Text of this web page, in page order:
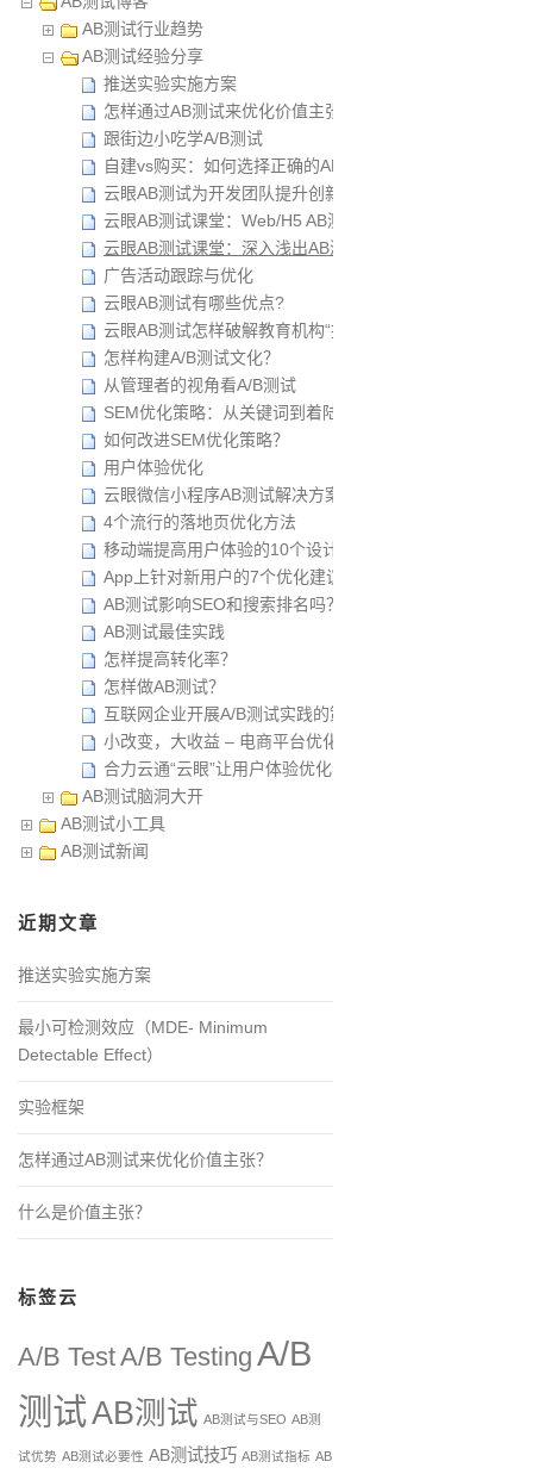
AB测试行业趋势
AB测试经验分享
推送实验实施方案
怎样通过AB测试来优化价值主张？
跟街边小吃学A/B测试
自建vs购买：如何选择正确的AB测试解决方案？
云眼AB测试为开发团队提升创新效率
云眼AB测试课堂：Web/H5 AB测试操作指导
云眼AB测试课堂：深入浅出AB测试之理论&最佳实践案例
广告活动跟踪与优化
云眼AB测试有哪些优点?
云眼AB测试怎样破解教育机构“招生难”？
怎样构建A/B测试文化？
从管理者的视角看A/B测试
SEM优化策略：从关键词到着陆页
如何改进SEM优化策略？
用户体验优化
云眼微信小程序AB测试解决方案
4个流行的落地页优化方法
移动端提高用户体验的10个设计原则
App上针对新用户的7个优化建议
AB测试影响SEO和搜索排名吗？
AB测试最佳实践
怎样提高转化率？
怎样做AB测试？
互联网企业开展A/B测试实践的策略
小改变，大收益 – 电商平台优化秘籍
合力云通“云眼”让用户体验优化看得见
AB测试脑洞大开
AB测试小工具
AB测试新闻
近期文章
推送实验实施方案
最小可检测效应（MDE- Minimum
Detectable Effect）
实验框架
怎样通过AB测试来优化价值主张？
什么是价值主张？
标签云
A/B TestA/B Testing A/B
测试AB测试 AB测试与SEO AB测
试优势 AB测试必要性 AB测试技巧 AB测试指标 AB